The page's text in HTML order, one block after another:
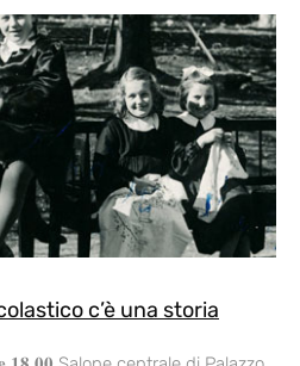
c’è una storia